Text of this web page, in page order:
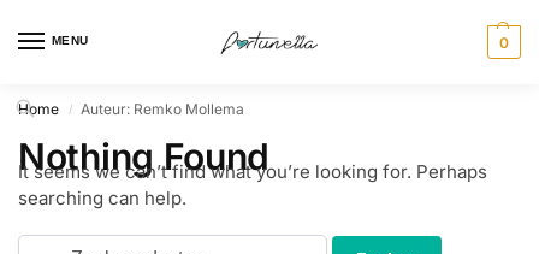
MENU 0
Home / Auteur: Remko Mollema
Nothing Found
It seems we can’t find what you’re looking for. Perhaps
searching can help.